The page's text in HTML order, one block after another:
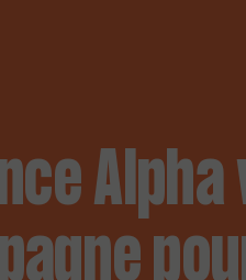
Alpha